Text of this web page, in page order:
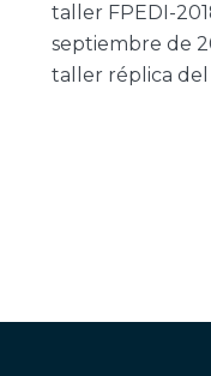
taller FPEDI-
septiembre de
taller réplica del